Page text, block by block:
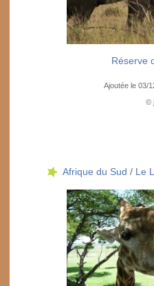
Réserve
Ajoutée le 03/
©
Afrique du Sud / Le